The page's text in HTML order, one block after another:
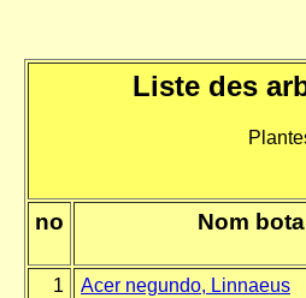
Liste des
no Nom
1 Acer negundo, Linnaeus